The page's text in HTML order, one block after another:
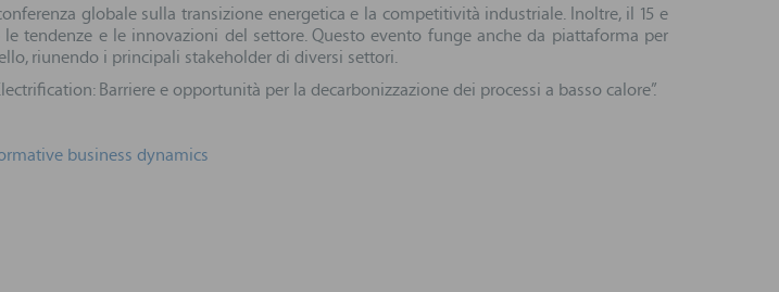
globale sulla transizione energetica e la competitività industriale. Inoltre, il 15 e
tendenze e le innovazioni del settore. Questo evento funge anche da piattaforma per
riunendo i principali stakeholder di diversi settori.
Barriere e opportunità per la decarbonizzazione dei processi a basso calore”.
business dynamics